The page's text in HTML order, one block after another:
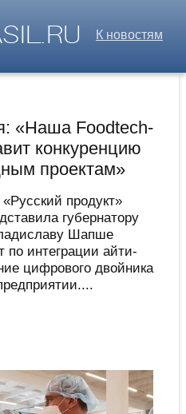
К новостям
«Наша Foodtech-
конкуренцию
проектам»
продукт»
губернатору
Шапше
по интеграции айти-
цифрового двойника